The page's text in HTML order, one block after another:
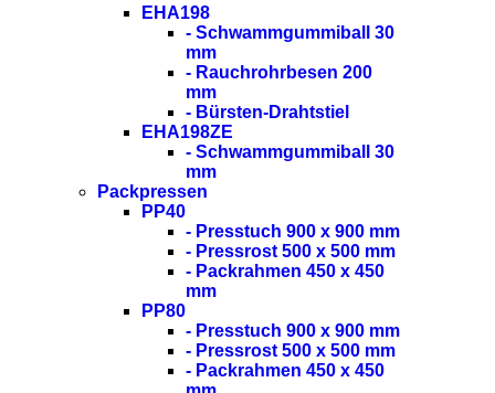
EHA198
- Schwammgummiball 30
mm
- Rauchrohrbesen 200
mm
- Bürsten-Drahtstiel
EHA198ZE
- Schwammgummiball 30
mm
Packpressen
PP40
- Presstuch 900 x 900 mm
- Pressrost 500 x 500 mm
- Packrahmen 450 x 450
mm
PP80
- Presstuch 900 x 900 mm
- Pressrost 500 x 500 mm
- Packrahmen 450 x 450